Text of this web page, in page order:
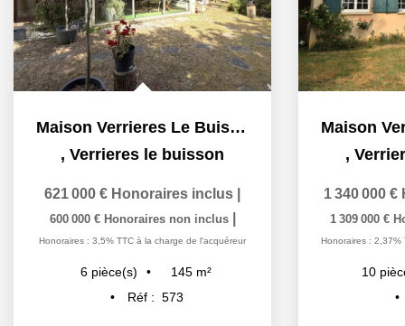
Maison Verrieres Le Buisson 6 pièce(s) 145 m2
, Verrieres le buisson
621 000 € Honoraires inclus
600 000 € Honoraires non inclus
Honoraires : 3,5% TTC à la charge de l'acquéreur
6 pièce(s) 145 m²
Réf : 573
,
1 340 000 €
1 309 000 €
Honoraires : 2,37%
10